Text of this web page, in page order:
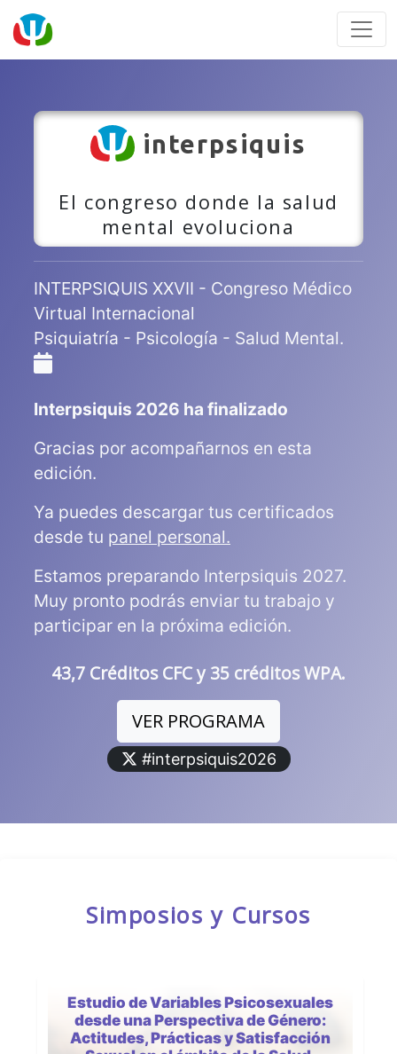
interpsiquis
El congreso donde la salud
mental evoluciona
INTERPSIQUIS XXVII - Congreso Médico
Virtual Internacional
Psiquiatría - Psicología - Salud Mental.
Interpsiquis 2026 ha finalizado
Gracias por acompañarnos en esta
edición.
Ya puedes descargar tus certificados
desde tu panel personal.
Estamos preparando Interpsiquis 2027.
Muy pronto podrás enviar tu trabajo y
participar en la próxima edición.
43,7 Créditos CFC y 35 créditos WPA.
VER PROGRAMA
#interpsiquis2026
Simposios y Cursos
Estudio de Variables Psicosexuales
desde una Perspectiva de Género:
Actitudes, Prácticas y Satisfacción